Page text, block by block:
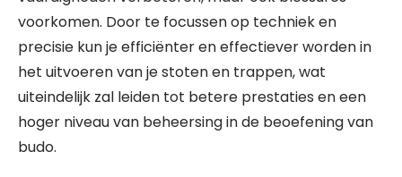
voorkomen. Door te focussen op techniek en
precisie kun je efficiënter en effectiever worden in
het uitvoeren van je stoten en trappen, wat
uiteindelijk zal leiden tot betere prestaties en een
hoger niveau van beheersing in de beoefening van
budo.